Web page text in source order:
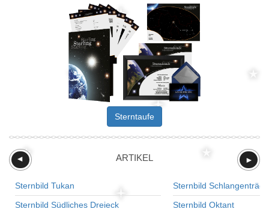
Sterntaufe
ARTIKEL ►
►
Sternbild Tukan
Sternbild Südliches Dreieck
Sternbild
Sternbild Oktant